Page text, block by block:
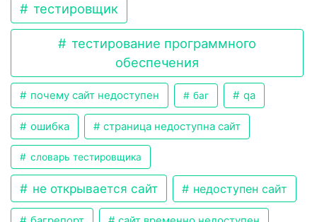
тестировщик
тестирование программного
обеспечения
почему сайт недоступен баг qa
ошибка страница недоступна сайт
словарь тестировщика
не открывается сайт недоступен сайт